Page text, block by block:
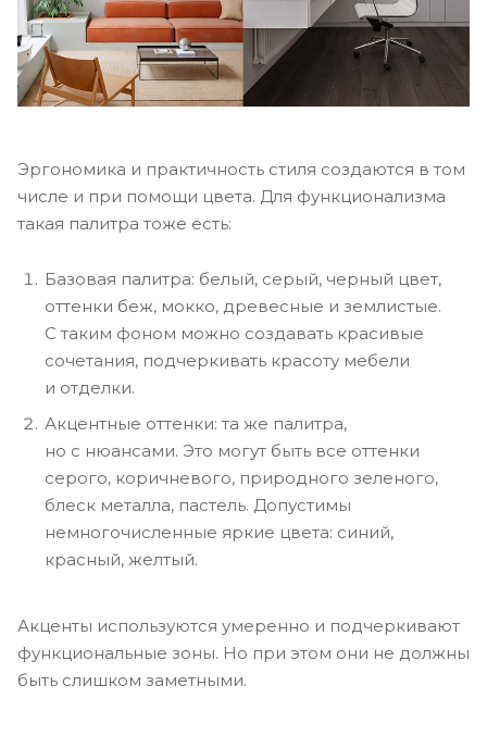
Эргономика и практичность стиля создаются в том
числе и при помощи цвета. Для функционализма
такая палитра тоже есть:
Базовая палитра: белый, серый, черный цвет,
оттенки беж, мокко, древесные и землистые.
С таким фоном можно создавать красивые
сочетания, подчеркивать красоту мебели
и отделки.
Акцентные оттенки: та же палитра,
но с нюансами. Это могут быть все оттенки
серого, коричневого, природного зеленого,
блеск металла, пастель. Допустимы
немногочисленные яркие цвета: синий,
красный, желтый.
Акценты используются умеренно и подчеркивают
функциональные зоны. Но при этом они не должны
быть слишком заметными.